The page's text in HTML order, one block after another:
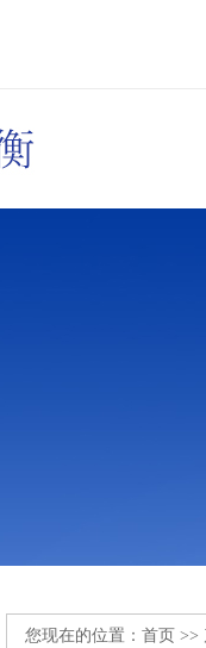
您现在的位置： 首页 >>